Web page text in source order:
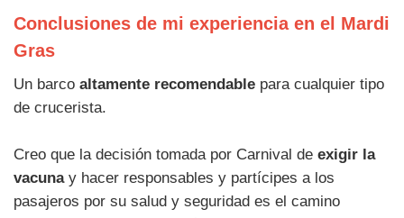
Conclusiones de mi experiencia en el Mardi
Gras
Un barco altamente recomendable para cualquier tipo
de crucerista.
Creo que la decisión tomada por Carnival de exigir la
vacunay hacer responsables y partícipes a los
pasajeros por su salud y seguridad es el camino